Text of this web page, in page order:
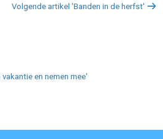
Volgende artikel 'Banden in de herfst'
en nemen mee'